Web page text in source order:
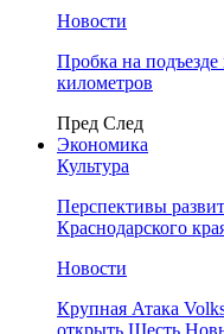
Новости
Пробка на
километров
Пред След
Экономика
Культура
Перспективы
Краснодарского
Новости
Крупная Атака
открыть Шесть